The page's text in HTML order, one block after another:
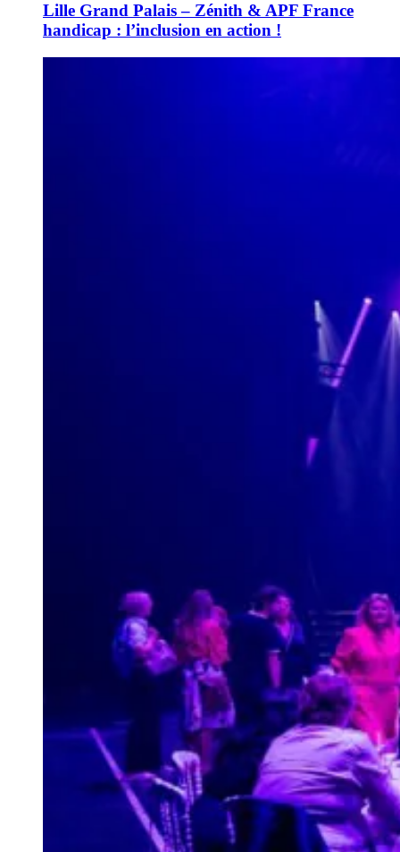
Lille Grand Palais – Zénith & APF France
handicap : l’inclusion en action !